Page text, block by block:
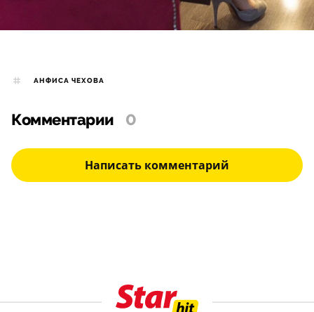
АНФИСА ЧЕХОВА
Комментарии 0
Написать комментарий